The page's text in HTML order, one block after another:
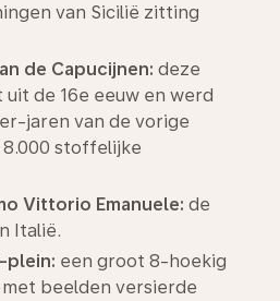
van Sicilië zitting
de Capucijnen: deze
de 16e eeuw en werd
jaren van de vorige
stoffelijke
Vittorio Emanuele: de
Italië.
plein: een groot 8-hoekig
beelden versierde